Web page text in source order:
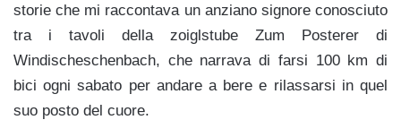
storie che mi raccontava un anziano signore conosciuto
tra i tavoli della zoiglstube Zum Posterer di
Windischeschenbach, che narrava di farsi 100 km di
bici ogni sabato per andare a bere e rilassarsi in quel
suo posto del cuore.